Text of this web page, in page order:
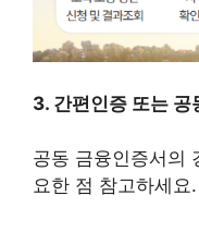
3. 간편인증 또는 공
공동 금융인증서의
요한 점 참고하세요.